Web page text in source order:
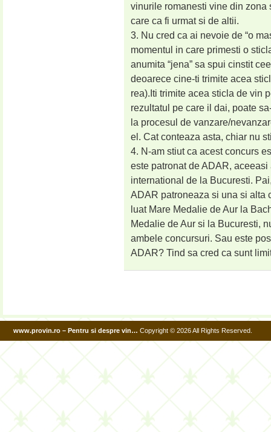
vinurile romanesti vine din zona
care ca fi urmat si de altii.
3. Nu cred ca ai nevoie de “o
momentul in care primesti o
anumita “jena” sa spui cinstit
deoarece cine-ti trimite acea
rea).Iti trimite acea sticla de vin
rezultatul pe care il dai, poate
la procesul de vanzare/
el. Cat conteaza asta, chiar nu
4. N-am stiut ca acest concurs
este patronat de ADAR,
international de la Bucuresti.
ADAR patroneaza si una si alta
luat Mare Medalie de Aur la
Medalie de Aur si la Bucuresti,
ambele concursuri. Sau este
ADAR? Tind sa cred ca sunt
www.provin.ro – Pentru si despre vin… Copyright © 2026 All Rights Reserved.